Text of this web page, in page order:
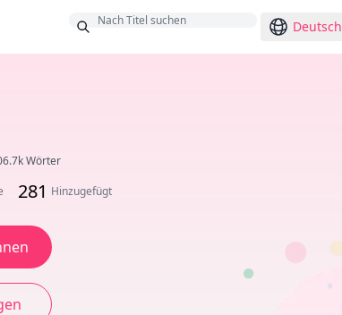
Deutsch
Wörter
281 Hinzugefügt